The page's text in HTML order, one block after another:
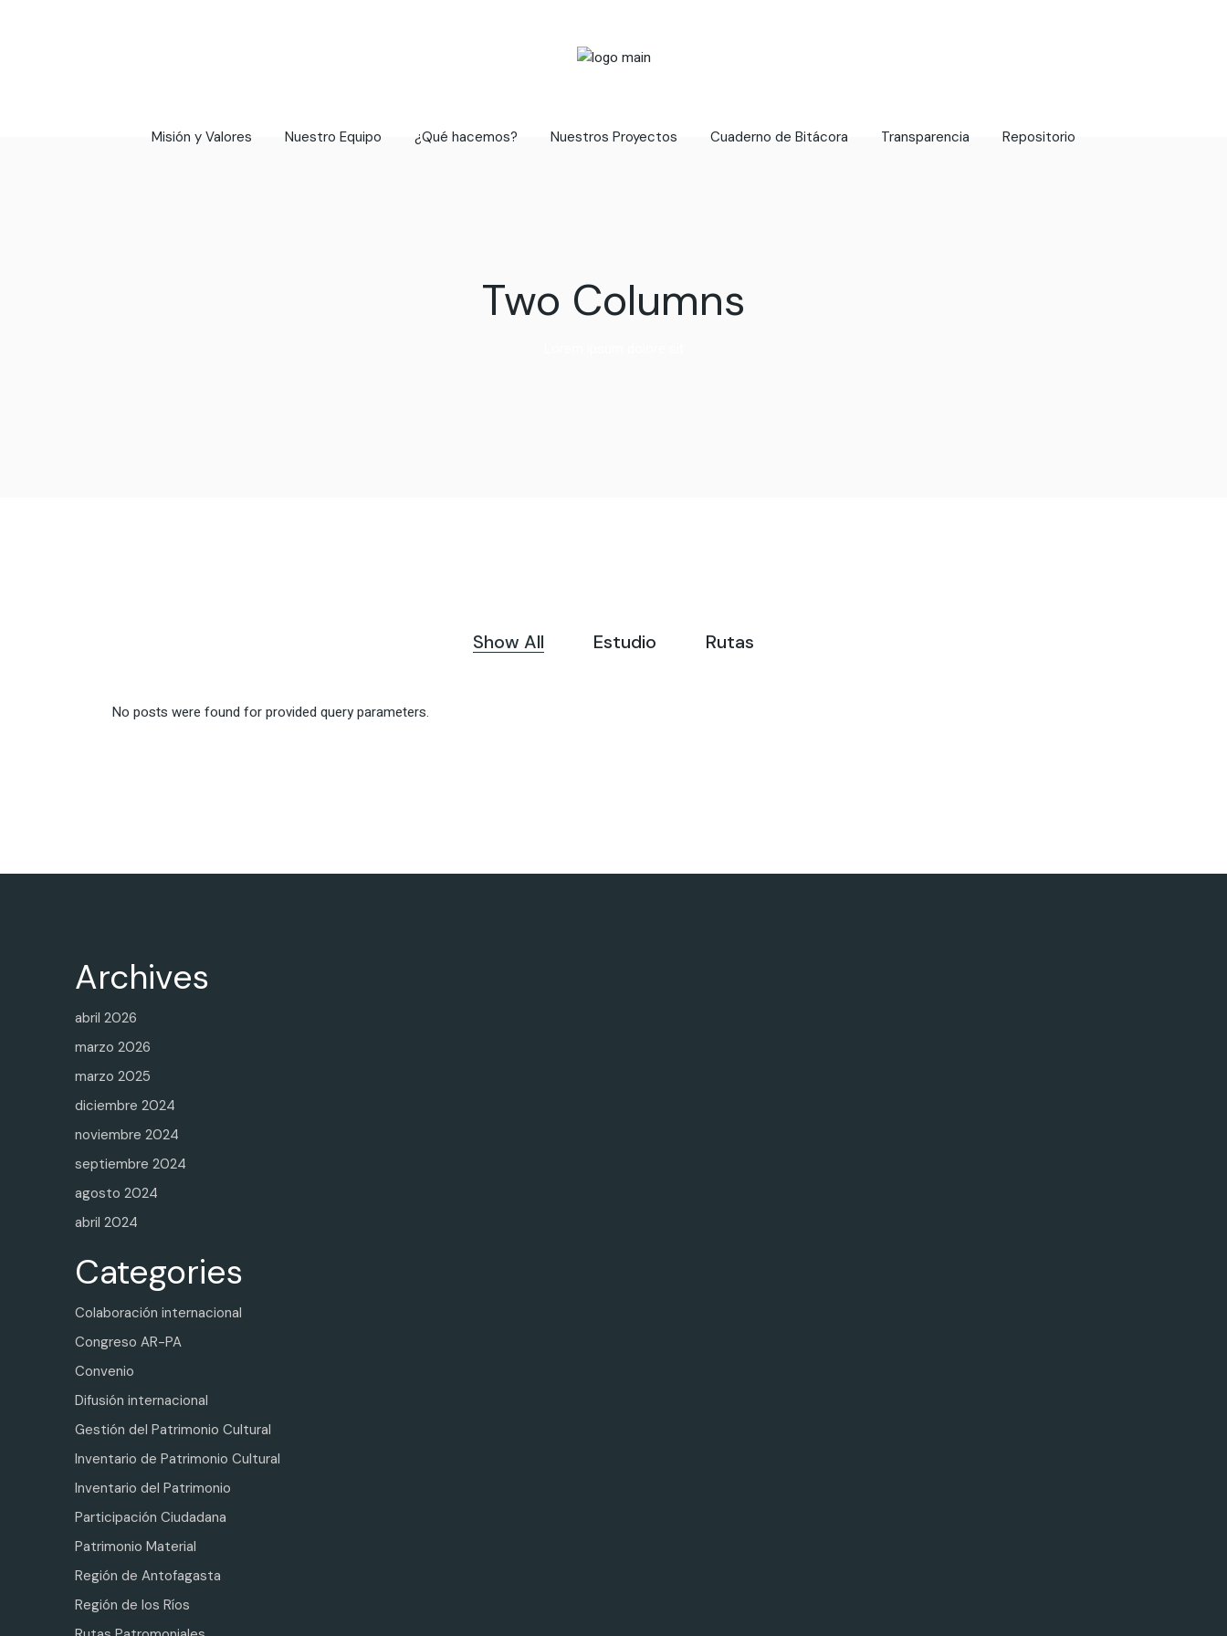
Misión y Valores Nuestro Equipo ¿Qué hacemos? Nuestros Proyectos Cuaderno de Bitácora Transparencia Repositorio
Two Columns
Show All Estudio Rutas
No posts were found for provided query parameters.
Archives
abril 2026
marzo 2026
marzo 2025
diciembre 2024
noviembre 2024
septiembre 2024
agosto 2024
abril 2024
Categories
Colaboración internacional
Congreso AR-PA
Convenio
Difusión internacional
Gestión del Patrimonio Cultural
Inventario de Patrimonio Cultural
Inventario del Patrimonio
Participación Ciudadana
Patrimonio Material
Región de Antofagasta
Región de los Ríos